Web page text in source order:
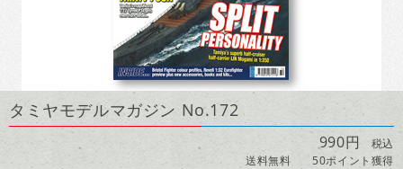
タミヤモデルマガジン No.172
990円 税込
送料無料
50ポイント獲得